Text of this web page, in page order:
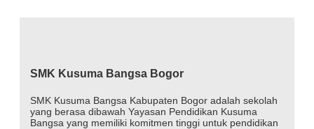
SMK Kusuma Bangsa Bogor
SMK Kusuma Bangsa Kabupaten Bogor adalah sekolah
yang berasa dibawah Yayasan Pendidikan Kusuma
Bangsa yang memiliki komitmen tinggi untuk pendidikan